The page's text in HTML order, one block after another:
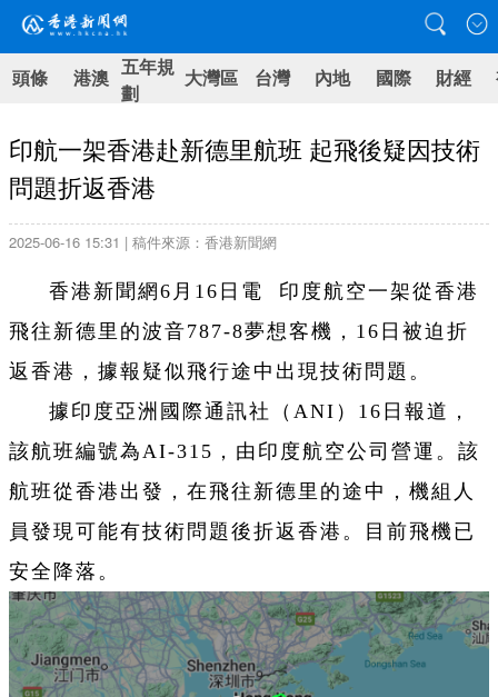
頭條 港澳 五年規
劃
大灣區 台灣 內地 國際 財經
印航一架香港赴新德里航班 起飛後疑因技術
問題折返香港
2025-06-16 15:31 | 稿件來源：香港新聞網
香港新聞網6月16日電 印度航空一架從香港
飛往新德里的波音787-8夢想客機，16日被迫折
返香港，據報疑似飛行途中出現技術問題。
據印度亞洲國際通訊社（ANI）16日報道，
該航班編號為AI-315，由印度航空公司營運。該
航班從香港出發，在飛往新德里的途中，機組人
員發現可能有技術問題後折返香港。目前飛機已
安全降落。